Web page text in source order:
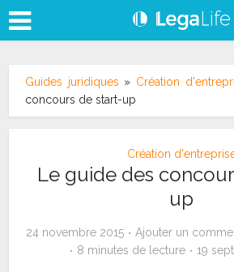
Guides juridiques » Création
concours de start-up
Création
Le guide des
up
24 novembre 2015 Ajouter un
8 minutes de lecture
19